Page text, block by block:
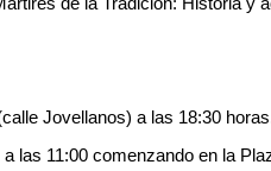
Jovellanos) a las 18:30
las 11:00 comenzando en la